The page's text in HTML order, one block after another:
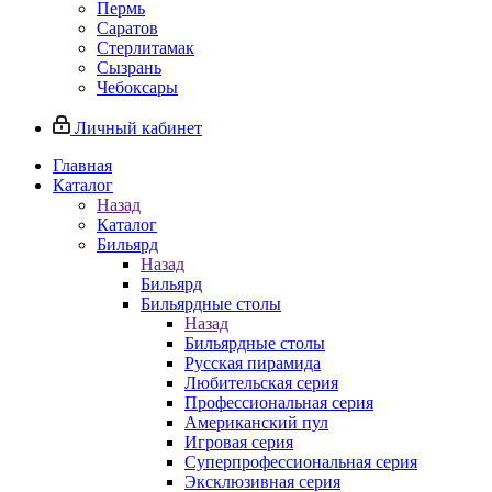
Пермь
Саратов
Стерлитамак
Сызрань
Чебоксары
Личный кабинет
Главная
Каталог
Назад
Каталог
Бильярд
Назад
Бильярд
Бильярдные столы
Назад
Бильярдные столы
Русская пирамида
Любительская серия
Профессиональная серия
Американский пул
Игровая серия
Суперпрофессиональная серия
Эксклюзивная серия